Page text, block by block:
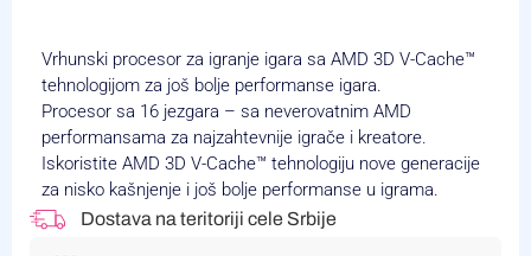
Vrhunski procesor za igranje igara sa AMD 3D V-Cache™
tehnologijom za još bolje performanse igara.
Procesor sa 16 jezgara – sa neverovatnim AMD
performansama za najzahtevnije igrače i kreatore.
Iskoristite AMD 3D V-Cache™ tehnologiju nove generacije
za nisko kašnjenje i još bolje performanse u igrama.
Dostava na teritoriji cele Srbije